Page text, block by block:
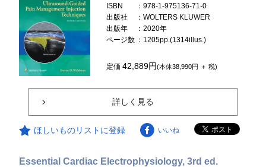
ISBN
：978-1-975136-71-0
出版社
：WOLTERS KLUWER
出版年
：2020年
ページ数 ：1205pp.(1314illus.)
定価42,889円(本体38,990円 ＋ 税)
詳しく見る
ほしいものリストに登録 いいね
Essential Cardiac Electrophysiology, 3rd ed.